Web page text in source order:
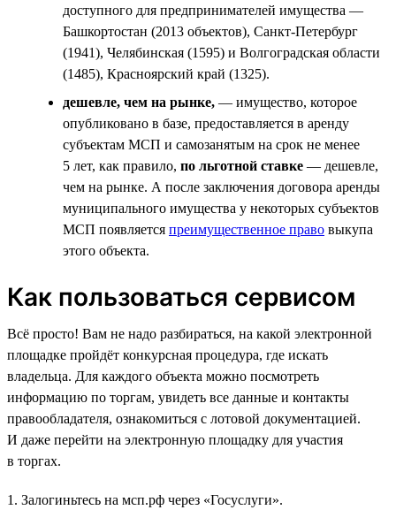
доступного для предпринимателей имущества —
Башкортостан (2013 объектов), Санкт-Петербург
(1941), Челябинская (1595) и Волгоградская области
(1485), Красноярский край (1325).
дешевле, чем на рынке, — имущество, которое
опубликовано в базе, предоставляется в аренду
субъектам МСП и самозанятым на срок не менее
5 лет, как правило, по льготной ставке — дешевле,
чем на рынке. А после заключения договора аренды
муниципального имущества у некоторых субъектов
МСП появляется преимущественное право выкупа
этого объекта.
Как пользоваться сервисом
Всё просто! Вам не надо разбираться, на какой электронной
площадке пройдёт конкурсная процедура, где искать
владельца. Для каждого объекта можно посмотреть
информацию по торгам, увидеть все данные и контакты
правообладателя, ознакомиться с лотовой документацией.
И даже перейти на электронную площадку для участия
в торгах.
1. Залогиньтесь на мсп.рф через «Госуслуги».